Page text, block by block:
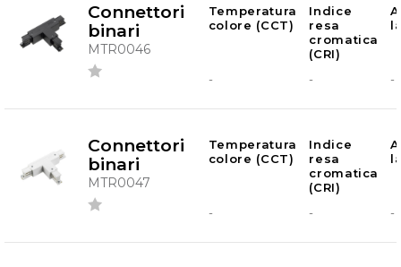
Connettori
binari
MTR0046
Temperatura
colore (CCT)
Indice
resa
cromatica
(CRI)
- - -
Connettori
binari
MTR0047
Temperatura
colore (CCT)
Indice
resa
cromatica
(CRI)
- - -